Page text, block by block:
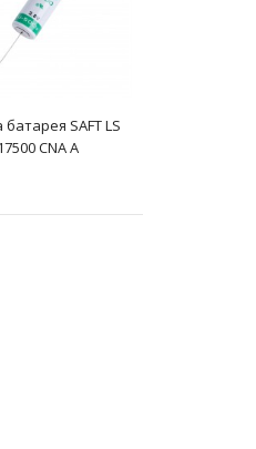
1/2 AA являє собою
елемен..
AA являє собою
елемент жи..
батарея SAFT LS
CNA A